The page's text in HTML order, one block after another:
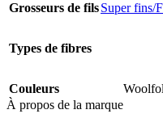
Grosseurs de filsSuper fins/
Types de fibres
Couleurs
À propos de la marque